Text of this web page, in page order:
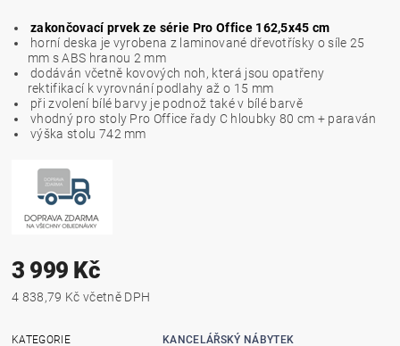
zakončovací prvek ze série Pro Office 162,5x45 cm
horní deska je vyrobena z laminované dřevotřísky o síle 25
mm s ABS hranou 2 mm
dodáván včetně kovových noh, která jsou opatřeny
rektifikací k vyrovnání podlahy až o 15 mm
při zvolení bílé barvy je podnož také v bílé barvě
vhodný pro stoly Pro Office řady C hloubky 80 cm + paraván
výška stolu 742 mm
3 999 Kč
4 838,79 Kč včetně DPH
KATEGORIE
KANCELÁŘSKÝ NÁBYTEK